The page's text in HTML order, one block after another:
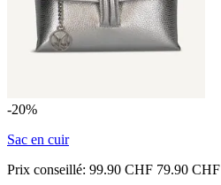
-20%
Sac en cuir
Prix conseillé: 99.90 CHF 79.90 CHF